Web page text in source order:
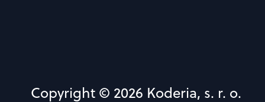
Copyright © 2026 Koderia, s. r. o.